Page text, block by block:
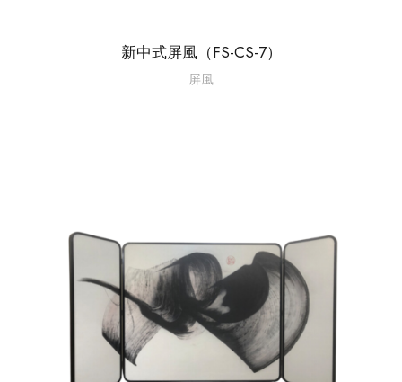
新中式屏風（FS-CS-7）
屏風